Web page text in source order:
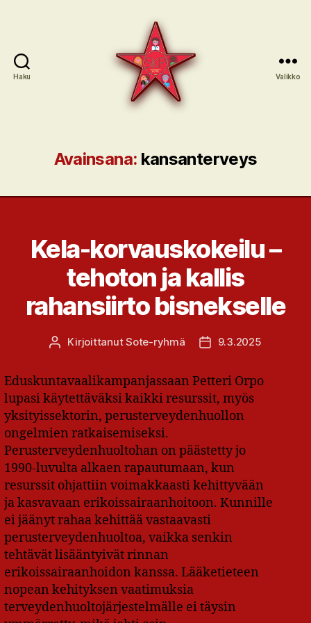
Haku
SKP:n
Valikko
Avainsana: kansanterveys
Kela-korvauskokeilu –
tehoton ja kallis
rahansiirto bisnekselle
Kirjoittaja
KirjoittanutSote-ryhmä Julkaisupäivämäärä
9.3.2025
Eduskuntavaalikampanjassaan Petteri Orpo
lupasi käytettäväksi kaikki resurssit, myös
yksityissektorin, perusterveydenhuollon
ongelmien ratkaisemiseksi.
Perusterveydenhuoltohan on päästetty jo
1990-luvulta alkaen rapautumaan, kun
resurssit ohjattiin voimakkaasti kehittyvään
ja kasvavaan erikoissairaanhoitoon. Kunnille
ei jäänyt rahaa kehittää vastaavasti
perusterveydenhuoltoa, vaikka senkin
tehtävät lisääntyivät rinnan
erikoissairaanhoidon kanssa. Lääketieteen
nopean kehityksen vaatimuksia
terveydenhuoltojärjestelmälle ei täysin